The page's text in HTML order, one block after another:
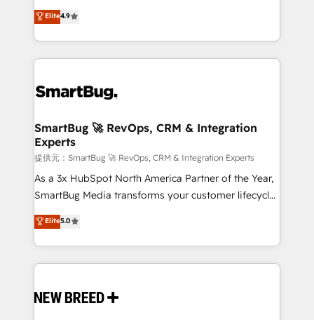
run your revenue process. Sales, marketing, and
service wired together. ➤ AI and Integrations: Layer
tune-ups, feature rollouts, adoption coaching. Buying
HubSpot, switching to it, or reviving a stale portal?
We are built for the work.
ティブ・エージェンシーとして、HubSpot Eliteの実装
力で顧客フロント業務を再設計します。 💡 100inc は何
をする会社か？ HubSpotを共通基盤に、AIエージェン
トを組み込んだ顧客フロント業務（マーケティング・営
ィブ・エージェンシーです。事業部・グループ会社・部
を、CRMを軸とした全社共通基盤に再構築します。意
思決定者・PMO・現場担当者に並走します。 1️⃣
HubSpot導入・活用支援 顧客データの一元化から、
GTMの見える化・自動化まで。全Hub統合運用、デー
タ品質設計、グループ横断のCRM統合に対応します。
の一部をAIが自律実行する組織への移行を設計・実装。
Breeze・Claude等をHubSpotと連携させ、役割定義・
革を、構想から実装・定着までPMOとして主導。「設
Elite4.9
SmartBug 🚀 RevOps, CRM & Integration
Experts
提供元：SmartBug 🚀 RevOps, CRM & Integration Experts
As a 3x HubSpot North America Partner of the Year,
SmartBug Media transforms your customer lifecycle
into a revenue engine. Our unified ecosystem
includes specialized divisions Globalia (AI &
Software) and Point Success Media (Paid Media),
making this the official home for all three brands. 🔄
and system integrations powered by Globalia’s
Elite5.0